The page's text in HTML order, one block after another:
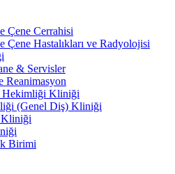
Çene Cerrahisi
Çene Hastalıkları ve Radyolojisi
& Servisler
Reanimasyon
Hekimliği Kliniği
(Genel Diş) Kliniği
Kliniği
Birimi